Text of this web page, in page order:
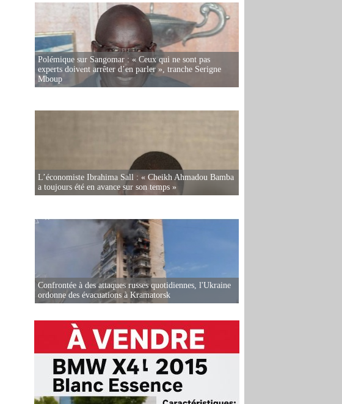
Polémique sur Sangomar : « Ceux qui ne sont pas
experts doivent arrêter d’en parler », tranche Serigne
Mboup
L’économiste Ibrahima Sall : « Cheikh Ahmadou Bamba
a toujours été en avance sur son temps »
Confrontée à des attaques russes quotidiennes, l'Ukraine
ordonne des évacuations à Kramatorsk